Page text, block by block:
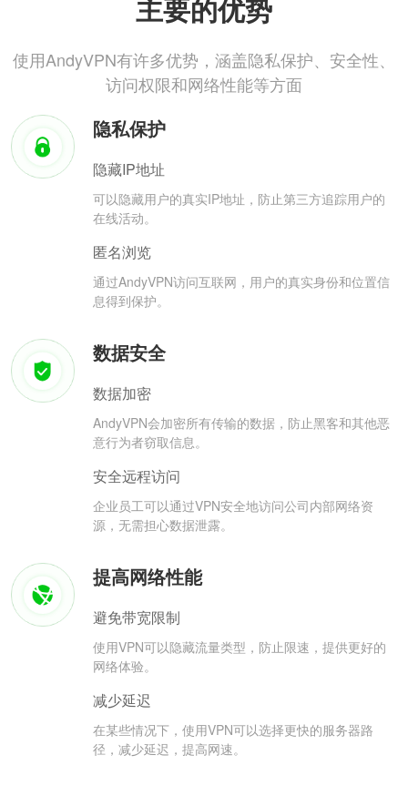
主要的优势
使用AndyVPN有许多优势，涵盖隐私保护、安全性、
访问权限和网络性能等方面
隐私保护
隐藏IP地址
可以隐藏用户的真实IP地址，防止第三方追踪用户的
在线活动。
匿名浏览
通过AndyVPN访问互联网，用户的真实身份和位置信
息得到保护。
数据安全
数据加密
AndyVPN会加密所有传输的数据，防止黑客和其他恶
意行为者窃取信息。
安全远程访问
企业员工可以通过VPN安全地访问公司内部网络资
源，无需担心数据泄露。
提高网络性能
避免带宽限制
使用VPN可以隐藏流量类型，防止限速，提供更好的
网络体验。
减少延迟
在某些情况下，使用VPN可以选择更快的服务器路
径，减少延迟，提高网速。